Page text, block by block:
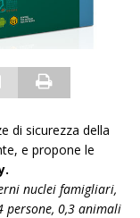
di sicurezza della
e propone le
nuclei famigliari,
persone, 0,3 animali